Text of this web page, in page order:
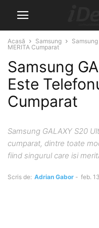
Acasă Samsung
MERITA Cumparat
Samsung
Este
Cumparat
Samsung GALAXY S20
cumparat, dintre toate
fiind singurul care isi
Scris de: Adrian Gabor - feb.